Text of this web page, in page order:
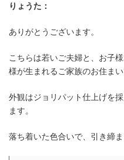
グレーで
りょうた：
ありがとうございます。
こちらは若いご夫婦と、お子
様が生まれるご家族のお住まい
外観はジョリパット仕上げを
ます。
落ち着いた色合いで、引き締